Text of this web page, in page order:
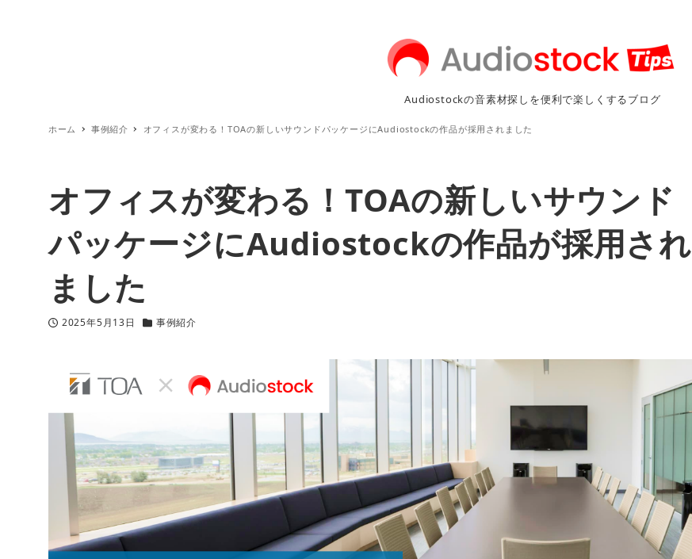
Audiostockの音素材探しを便利で楽しくするブログ
ホーム 事例紹介 オフィスが変わる！TOAの新しいサウンドパッケージにAudiostockの作品が採用されました
オフィスが変わる！TOAの新しいサウンド
パッケージにAudiostockの作品が採用され
ました
投稿日
2025年5月13日
カテゴリー
事例紹介